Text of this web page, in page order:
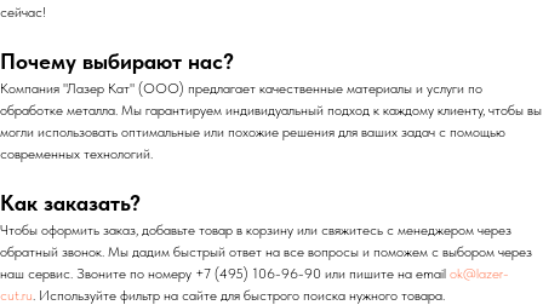
сейчас!
Почему выбирают нас?
Компания "Лазер Кат" (ООО) предлагает качественные материалы и услуги по
обработке металла. Мы гарантируем индивидуальный подход к каждому клиенту, чтобы вы
могли использовать оптимальные или похожие решения для ваших задач с помощью
современных технологий.
Как заказать?
Чтобы оформить заказ, добавьте товар в корзину или свяжитесь с менеджером через
обратный звонок. Мы дадим быстрый ответ на все вопросы и поможем с выбором через
наш сервис. Звоните по номеру +7 (495) 106-96-90 или пишите на email ok@lazer-
cut.ru. Используйте фильтр на сайте для быстрого поиска нужного товара.